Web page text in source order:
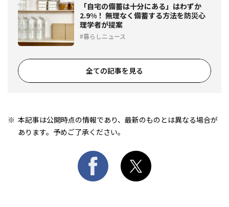
「自宅の備蓄は十分にある」はわずか
2.9%！ 無理なく備蓄する方法を防災心
理学者が提案
暮らしニュース
全ての記事を見る
本記事は公開時点の情報であり、最新のものとは異なる場合が
あります。予めご了承ください。